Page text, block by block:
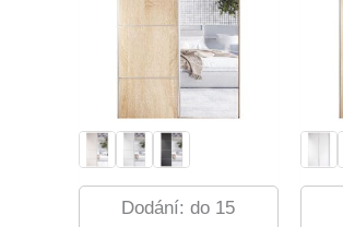
Dodání: do 15